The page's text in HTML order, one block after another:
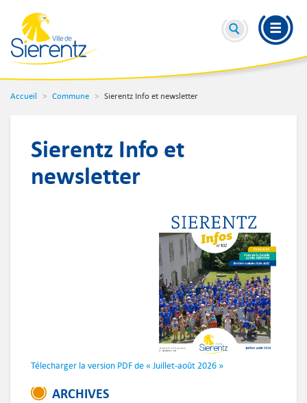
Accueil Commune Sierentz Info et newsletter
Sierentz Info et
newsletter
Télecharger la version PDF de « Juillet-août 2026 »
ARCHIVES